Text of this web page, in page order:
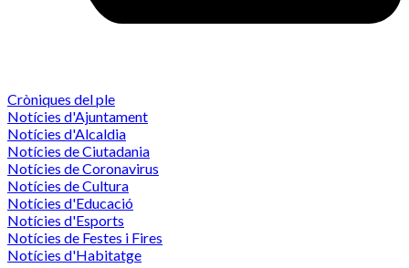
Cròniques del ple
Notícies d'Ajuntament
Notícies d'Alcaldia
Notícies de Ciutadania
Notícies de Coronavirus
Notícies de Cultura
Notícies d'Educació
Notícies d'Esports
Notícies de Festes i Fires
Notícies d'Habitatge